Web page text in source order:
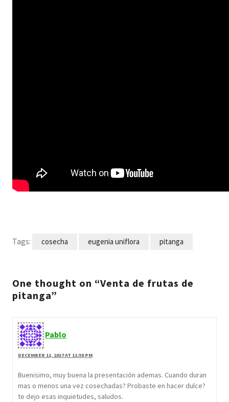
Tags: cosecha eugenia uniflora pitanga
One thought on “Venta de frutas de
pitanga”
Pablo
DECEMBER 11, 2017 AT 11:58 PM
Buenisimo, muy buena la presentación ademas. Cuando duran
mas o menos una vez cosechadas? Probaste en hacer dulce?
te dejo esas inquietudes, saludos.